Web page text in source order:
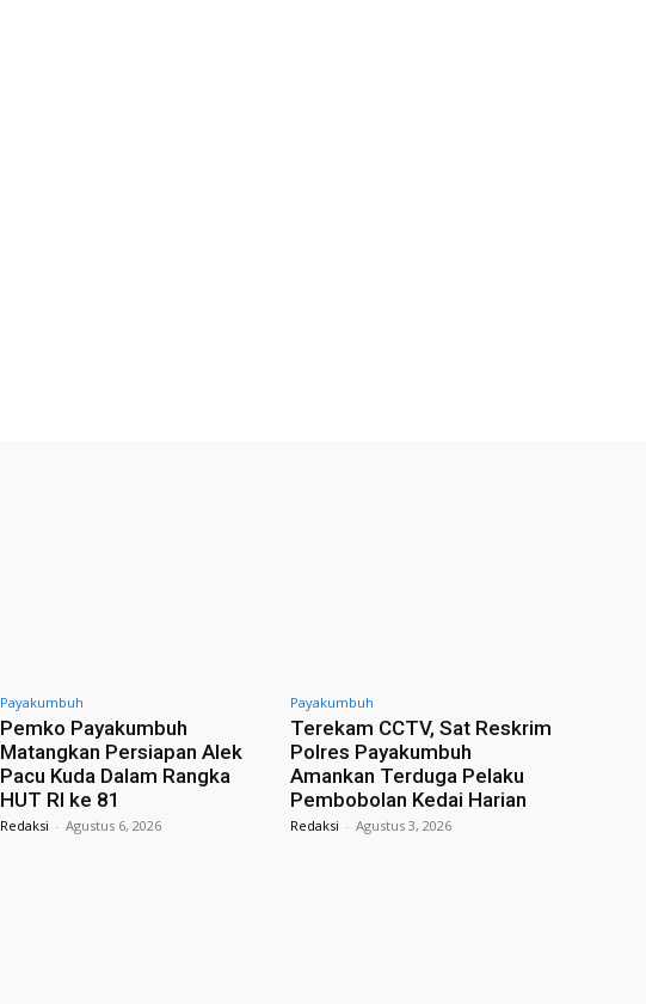
Payakumbuh
Pemko Payakumbuh
Matangkan Persiapan Alek
Pacu Kuda Dalam Rangka
HUT RI ke 81
Redaksi - Agustus 6, 2026
Payakumbuh
Terekam CCTV, Sat Reskrim
Polres Payakumbuh
Amankan Terduga Pelaku
Pembobolan Kedai Harian
Redaksi - Agustus 3, 2026